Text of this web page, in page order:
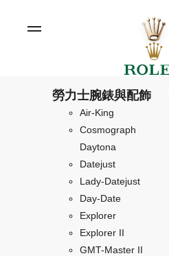
勞力士腕錶與配飾
Air-King
Cosmograph
Daytona
Datejust
Lady-Datejust
Day-Date
Explorer
Explorer II
GMT-Master II